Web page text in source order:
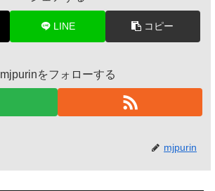
LINE コピー
mjpurinをフォローする
mjpurin